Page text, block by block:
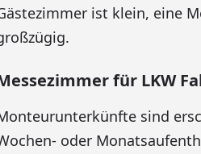
ist klein, eine
für LKW
sind
oder